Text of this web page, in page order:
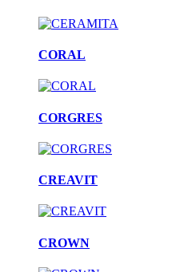
CORAL
CORGRES
CREAVIT
CROWN